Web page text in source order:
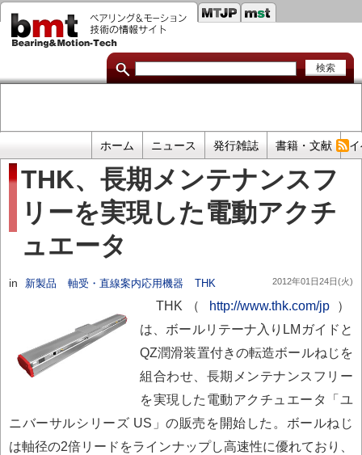
メ
イ
テ
カ
ン
ダ
リ
ン
ク
ラ
イ
リ
ホーム ニュース 発行雑誌 書籍・文献
THK、長期メンテナンスフ
リーを実現した電動アクチ
ュエータ
2012年01日24日(火)
in 新製品 軸受・直線案内応用機器 THK
THK（ http://www.thk.com/jp ）
は、ボールリテーナ入りLMガイドと
QZ潤滑装置付きの転造ボールねじを
組合わせ、長期メンテナンスフリー
を実現した電動アクチュエータ「ユ
ニバーサルシリーズ US」の販売を開始した。ボールねじ
は軸径の2倍リードをラインナップし高速性に優れており、